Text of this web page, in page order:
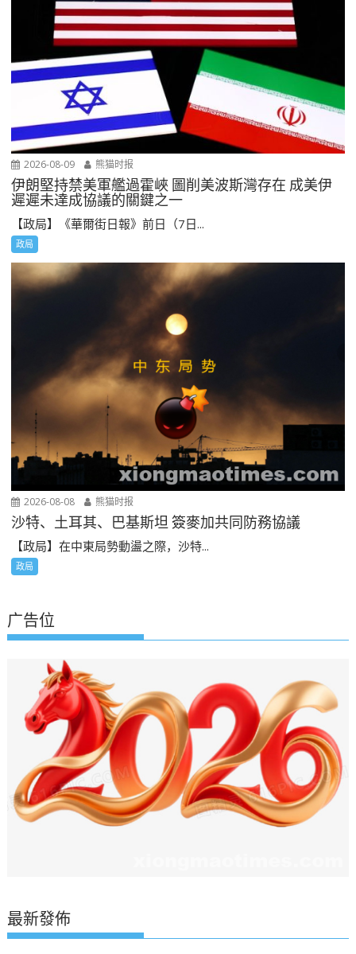
2026-08-09 熊猫时报
伊朗堅持禁美軍艦過霍峽 圖削美波斯灣存在 成美伊
遲遲未達成協議的關鍵之一
【政局】《華爾街日報》前日（7日...
政局
2026-08-08 熊猫时报
沙特、土耳其、巴基斯坦 簽麥加共同防務協議
【政局】在中東局勢動盪之際，沙特...
政局
广告位
最新發佈